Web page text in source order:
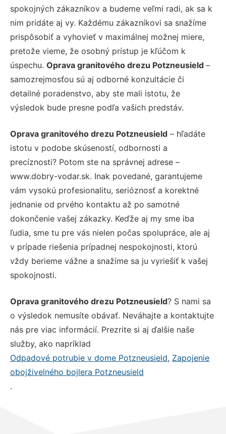
spokojných zákazníkov a budeme veľmi radi, ak sa k
nim pridáte aj vy. Každému zákazníkovi sa snažíme
prispôsobiť a vyhovieť v maximálnej možnej miere,
pretože vieme, že osobný prístup je kľúčom k
úspechu. Oprava granitového drezu Potzneusield –
samozrejmosťou sú aj odborné konzultácie či
detailné poradenstvo, aby ste mali istotu, že
výsledok bude presne podľa vašich predstáv.
Oprava granitového drezu Potzneusield – hľadáte
istotu v podobe skúseností, odbornosti a
precíznosti? Potom ste na správnej adrese –
www.dobry-vodar.sk. Inak povedané, garantujeme
vám vysokú profesionalitu, serióznosť a korektné
jednanie od prvého kontaktu až po samotné
dokončenie vašej zákazky. Keďže aj my sme iba
ľudia, sme tu pre vás nielen počas spolupráce, ale aj
v prípade riešenia prípadnej nespokojnosti, ktorú
vždy berieme vážne a snažíme sa ju vyriešiť k vašej
spokojnosti.
Oprava granitového drezu Potzneusield? S nami sa
o výsledok nemusíte obávať. Neváhajte a kontaktujte
nás pre viac informácií. Prezrite si aj ďalšie naše
služby, ako napríklad
Odpadové potrubie v dome Potzneusield, Zapojenie
obojživelného bojlera Potzneusield
.